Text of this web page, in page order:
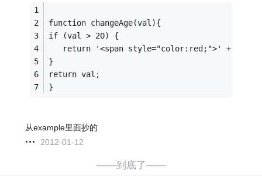
function changeAge(val){
if (val > 20) {
return '<span style="color:red;">' + val +
}
return val;
}
从example里面抄的
2012-01-12
——到底了——